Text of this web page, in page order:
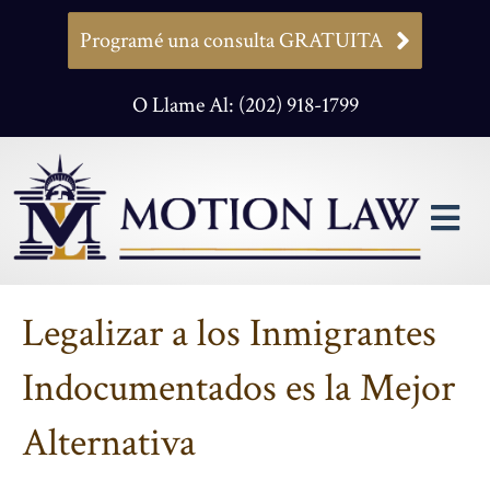
Programé una consulta GRATUITA
O Llame Al: (202) 918-1799
Legalizar a los Inmigrantes
Indocumentados es la Mejor
Alternativa